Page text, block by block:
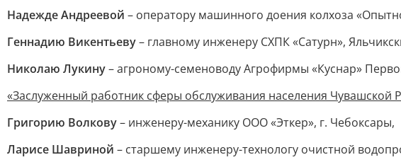
Надежде Андреевой – оператору машинного доения колхоза
Геннадию Викентьеву– главному инженеру СХПК «Сатурн»,
Николаю Лукину– агроному-семеноводу Агрофирмы «Куснар»
«Заслуженный работник сферы обслуживания населения Чувашской
Григорию Волкову– инженеру-механику ООО «Эткер», г. Чебоксары,
Ларисе Шавриной – старшему инженеру-технологу очистной